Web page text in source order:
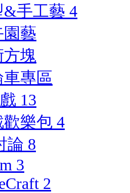
&手工藝 4
藝
方塊
專區
13
歡樂包 4
論 8
3
2